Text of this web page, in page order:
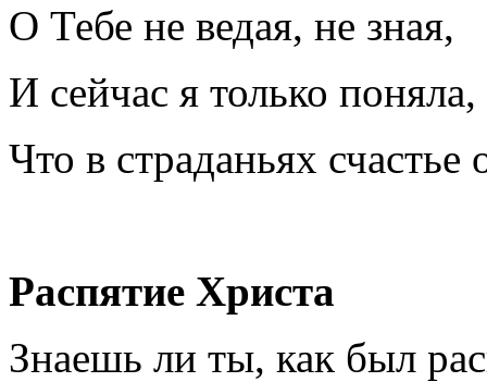
О Тебе не ведая, не зная,
И сейчас я только поняла,
Что в страданьях счастье
Распятие Христа
Знаешь ли ты, как был